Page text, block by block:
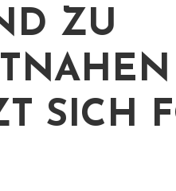
ZU
SICH